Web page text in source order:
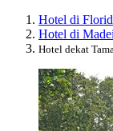
Hotel di
Hotel di
Hotel dekat